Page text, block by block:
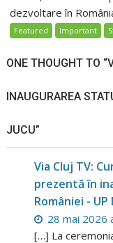
dezvoltare în
Featured Important
ONE THOUGHT TO
INAUGURAREA
JUCU”
Via Cluj TV:
prezentă în
României - UP
28 mai 2026
[…] La